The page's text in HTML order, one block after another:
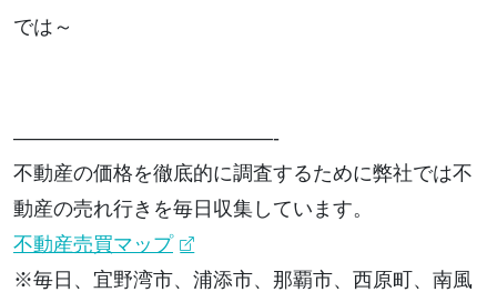
では～
—————————————-
不動産の価格を徹底的に調査するために弊社では不
動産の売れ行きを毎日収集しています。
不動産売買マップ
※毎日、宜野湾市、浦添市、那覇市、西原町、南風